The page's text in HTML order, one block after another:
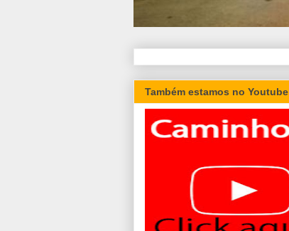
Também estamos no Youtube